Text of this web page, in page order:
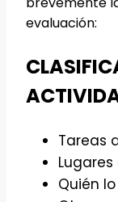
evaluación:
Tareas
Quién